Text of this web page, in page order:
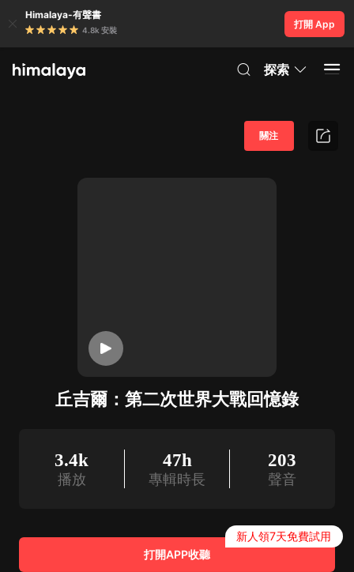
Himalaya-有聲書
4.8k 安裝
打開 App
探索
丘吉爾：第二次世界大戰回憶錄
關注
3.4k
播放
47h
專輯時長
203
聲音
打開APP收聽
新人領7天免費試用